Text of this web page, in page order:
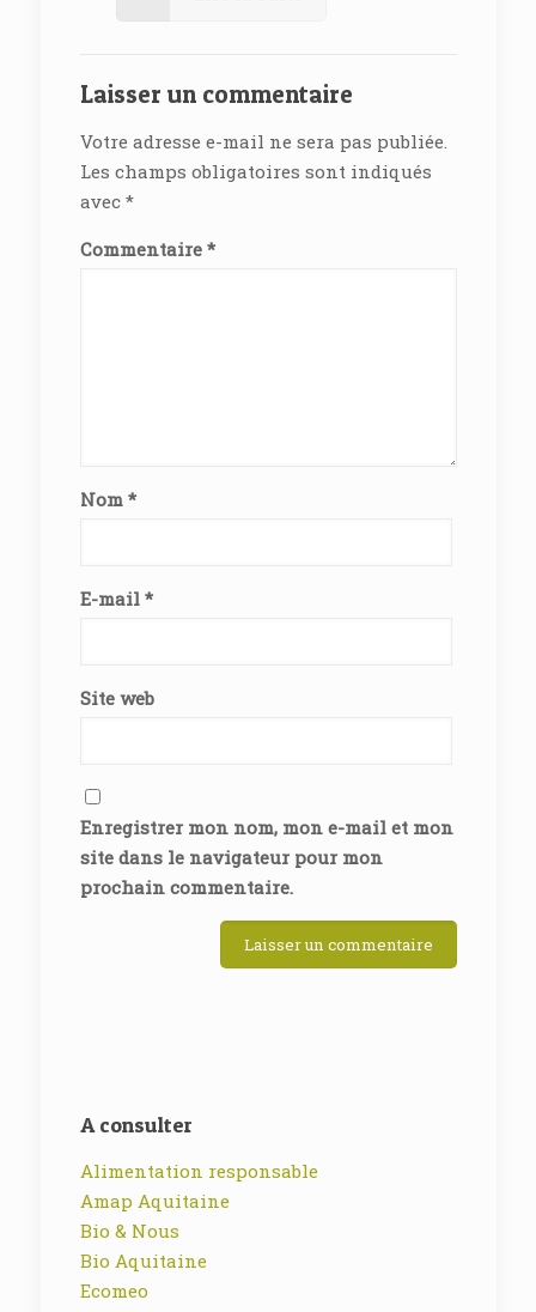
Laisser un commentaire
Votre adresse e-mail ne sera pas publiée.
Les champs obligatoires sont indiqués
avec *
Commentaire *
Nom *
E-mail *
Site web
Enregistrer mon nom, mon e-mail et mon
site dans le navigateur pour mon
prochain commentaire.
A consulter
Alimentation responsable
Amap Aquitaine
Bio & Nous
Bio Aquitaine
Ecomeo